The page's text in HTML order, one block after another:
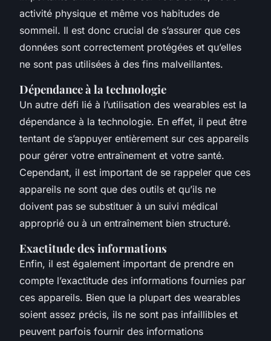
activité physique et même vos habitudes de
sommeil. Il est donc crucial de s’assurer que ces
données sont correctement protégées et qu’elles
ne sont pas utilisées à des fins malveillantes.
Dépendance à la technologie
Un autre défi lié à l’utilisation des wearables est la
dépendance à la technologie. En effet, il peut être
tentant de s’appuyer entièrement sur ces appareils
pour gérer votre entraînement et votre santé.
Cependant, il est important de se rappeler que ces
appareils ne sont que des outils et qu’ils ne
doivent pas se substituer à un suivi médical
approprié ou à un entraînement bien structuré.
Exactitude des informations
Enfin, il est également important de prendre en
compte l’exactitude des informations fournies par
ces appareils. Bien que la plupart des wearables
soient assez précis, ils ne sont pas infaillibles et
peuvent parfois fournir des informations